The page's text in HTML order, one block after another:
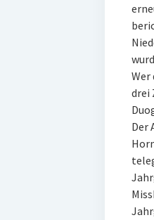
Wer
drei
Der